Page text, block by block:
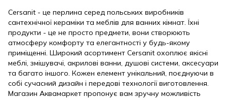
Cersanit - це перлина серед польських виробників
сантехнічної кераміки та меблів для ванних кімнат. Їхні
продукти - це не просто предмети, вони створюють
атмосферу комфорту та елегантності у будь-якому
приміщенні. Широкий асортимент Cersanit охоплює якісні
меблі, змішувачі, акрилові ванни, душові системи, аксесуари
та багато іншого. Кожен елемент унікальний, поєднуючи в
собі сучасний дизайн і передові технології виготовлення.
Магазин Аквамаркет пропонує вам зручну можливість